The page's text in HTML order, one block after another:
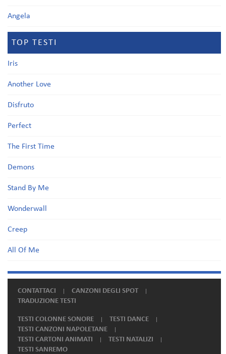
Angela
TOP TESTI
Iris
Another Love
Disfruto
Perfect
The First Time
Demons
Stand By Me
Wonderwall
Creep
All Of Me
CONTATTACI
CANZONI DEGLI SPOT
TRADUZIONE TESTI
TESTI COLONNE SONORE
TESTI DANCE
TESTI CANZONI NAPOLETANE
TESTI CARTONI ANIMATI
TESTI NATALIZI
TESTI SANREMO